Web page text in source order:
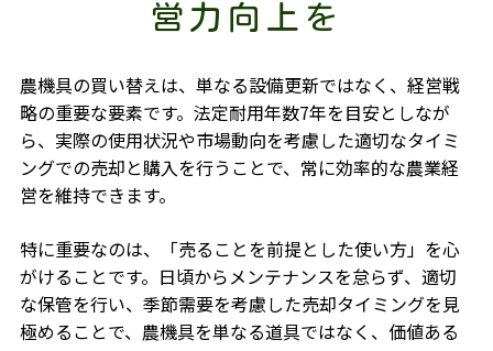
営力向上を
農機具の買い替えは、単なる設備更新ではなく、経営戦
略の重要な要素です。法定耐用年数7年を目安としなが
ら、実際の使用状況や市場動向を考慮した適切なタイミ
ングでの売却と購入を行うことで、常に効率的な農業経
営を維持できます。
特に重要なのは、「売ることを前提とした使い方」を心
がけることです。日頃からメンテナンスを怠らず、適切
な保管を行い、季節需要を考慮した売却タイミングを見
極めることで、農機具を単なる道具ではなく、価値ある